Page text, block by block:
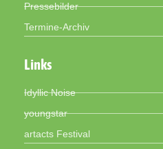
Pressebilder
Termine-Archiv
Links
Idyllic Noise
youngstar
artacts Festival